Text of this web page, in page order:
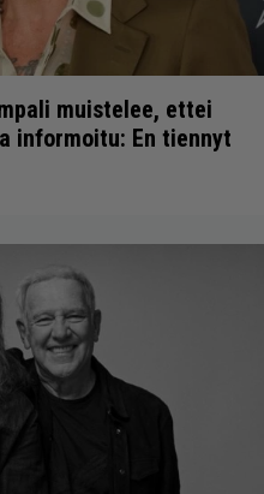
muistelee, ettei
informoitu: En tiennyt